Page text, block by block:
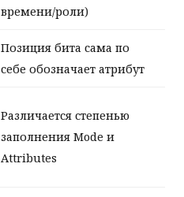
времени/роли)
Позиция бита сама по
себе обозначает атрибут
Различается степенью
заполнения Mode и
Attributes